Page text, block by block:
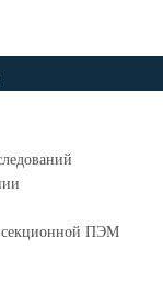
секционной ПЭМ